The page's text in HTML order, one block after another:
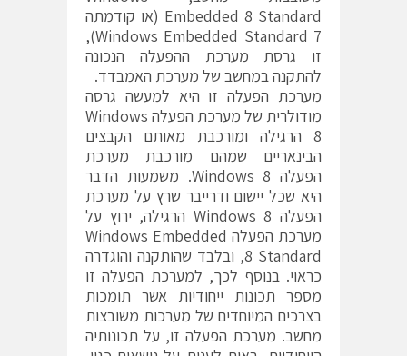
Embedded 8 Standard (או קודמתה
Windows Embedded Standard 7),
זו גרסת מערכת ההפעלה הנכונה
להתקנה במחשב של מערכת האמבדד.
מערכת הפעלה זו היא למעשה גרסה
מודולרית של מערכת הפעלה Windows
8 הרגילה ומורכבת מאותם הקבצים
הבינאריים שמהם מורכבת מערכת
הפעלה Windows 8. משמעות הדבר
היא שכל יישום ודרייבר שרץ על מערכת
הפעלה Windows 8 הרגילה, ירוץ על
מערכת הפעלה Windows Embedded
8 Standard, ובלבד שהותקנה והוגדרה
כראוי. בנוסף לכך, למערכת הפעלה זו
מספר תכונות ייחודיות אשר תומכות
בצרכים המיוחדים של מערכות משובצות
מחשב. מערכת הפעלה זו, על תכונותיה